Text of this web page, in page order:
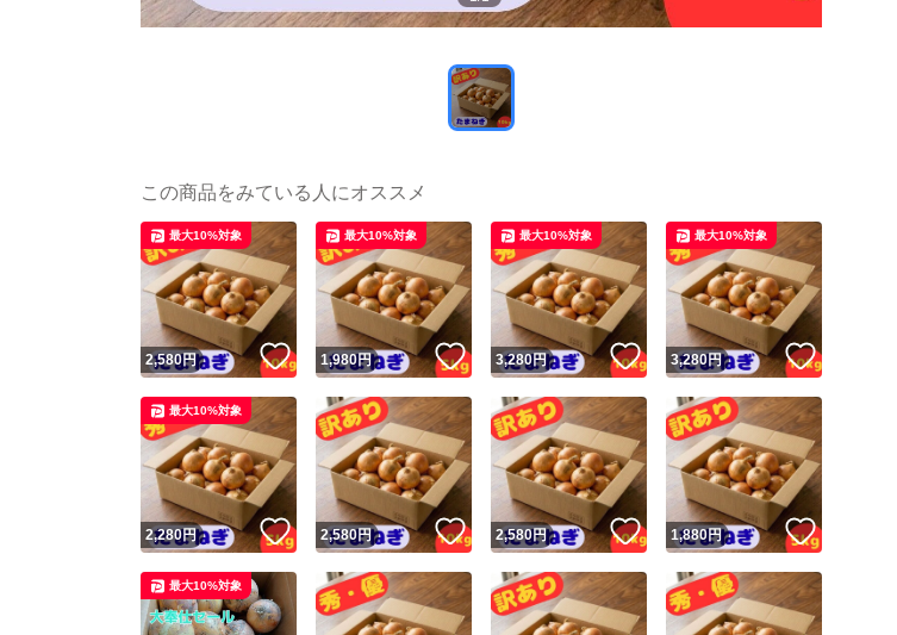
この商品をみている人にオススメ
2,580円 いいね！
最大10%対象
1,980円 いいね！
最大10%対象
3,280円 いいね！
最大10%対象
3,280円 いいね！
最大10%対象
2,280円 いいね！
最大10%対象
2,580円 いいね！
2,580円 いいね！
1,880円 いいね！
最大10%対象